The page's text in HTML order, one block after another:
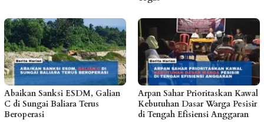
Abaikan Sanksi ESDM, Galian
C di Sungai Baliara Terus
Beroperasi
Arpan Sahar Prioritaskan Kawal
Kebutuhan Dasar Warga Pesisir
di Tengah Efisiensi Anggaran